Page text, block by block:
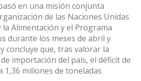
en una misión conjunta
de las Naciones Unidas
Alimentación y el Programa
durante los meses de abril y
concluye que, tras valorar la
importación del país, el déficit de
1,36 millones de toneladas